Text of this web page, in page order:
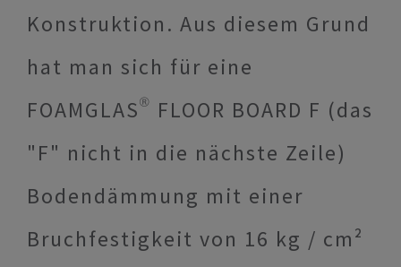
Konstruktion. Aus diesem Grund
hat man sich für eine
FOAMGLAS® FLOOR BOARD F (das
"F" nicht in die nächste Zeile)
Bodendämmung mit einer
Bruchfestigkeit von 16 kg / cm²